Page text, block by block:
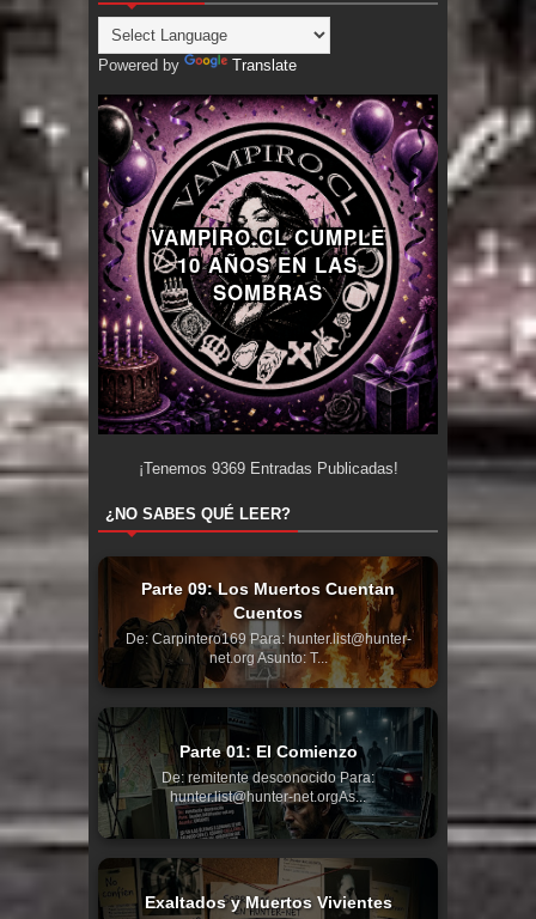
Powered by Translate
VAMPIRO.CL CUMPLE
10 AÑOS EN LAS
SOMBRAS
¡Tenemos 9369Entradas Publicadas!
¿NO SABES QUÉ LEER?
Parte 09: Los Muertos Cuentan
Cuentos
De: Carpintero169 Para: hunter.list@hunter-
net.org Asunto: T...
Parte 01: El Comienzo
De: remitente desconocido Para:
hunter.list@hunter-net.orgAs...
Exaltados y Muertos Vivientes